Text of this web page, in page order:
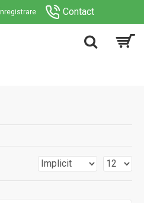
Înregistrare Contact